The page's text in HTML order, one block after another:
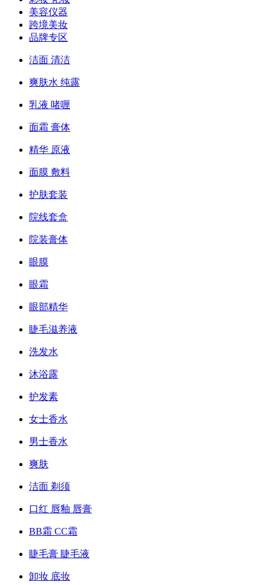
美容仪器
跨境美妆
品牌专区
洁面 清洁
爽肤水 纯露
乳液 啫喱
面霜 膏体
精华 原液
面膜 敷料
护肤套装
院线套盒
院装膏体
眼膜
眼霜
眼部精华
睫毛滋养液
洗发水
沐浴露
护发素
女士香水
男士香水
爽肤
洁面 剃须
口红 唇釉 唇膏
BB霜 CC霜
睫毛膏 睫毛液
卸妆 底妆